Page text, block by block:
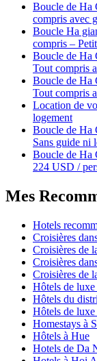
Boucle de Ha
compris avec
Boucle Ha
compris –
Boucle de Ha
Tout compris
Boucle de Ha
Tout compris
Location de
logement
Boucle de Ha
Sans guide ni
Boucle de Ha
224 USD /
Mes
Hotels
Croisières
Croisières de
Croisières
Croisières de
Hôtels de
Hôtels du
Hôtels de
Homestays à
Hôtels à Hue
Hotels de Da